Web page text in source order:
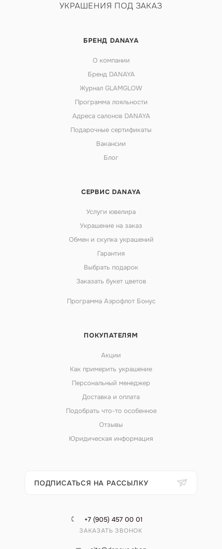
УКРАШЕНИЯ ПОД ЗАКАЗ
БРЕНД DANAYA
О компании
Бренд DANAYA
Журнал GLAMGLOW
Программа лояльности
Адреса салонов DANAYA
Подарочные сертификаты
Вакансии
Блог
СЕРВИС DANAYA
Услуги ювелира
Украшение на заказ
Обмен и скупка украшений
Гарантия
Выбрать подарок
Заказать букет цветов
Программа Аэрофлот Бонус
ПОКУПАТЕЛЯМ
Акции
Как примерить украшение
Персональный менеджер
Доставка и оплата
Подобрать что-то особенное
Отзывы
Юридическая информация
ПОДПИСАТЬСЯ НА РАССЫЛКУ
+7 (905) 457 00 01
ЗАКАЗАТЬ ЗВОНОК